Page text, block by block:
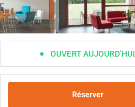
OUVERT AUJOURD'HUI
Réserver